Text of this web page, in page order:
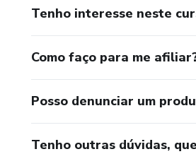
Tenho interesse neste
Como faço para me
Posso denunciar um
Tenho outras dúvidas,